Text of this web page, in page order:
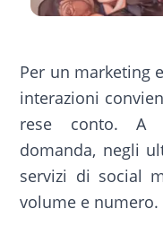
Per un marketing
interazioni
rese conto. A
domanda, negli
servizi di social
volume e numero.